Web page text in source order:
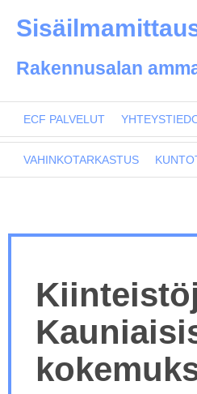
Rakennusalan
ECF PALVELUT
VAHINKOTARKASTUS